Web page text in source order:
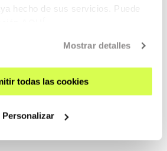
hecho de sus servicios. Puede
Mostrar detalles
todas las cookies
Personalizar
explora momentos urticantes